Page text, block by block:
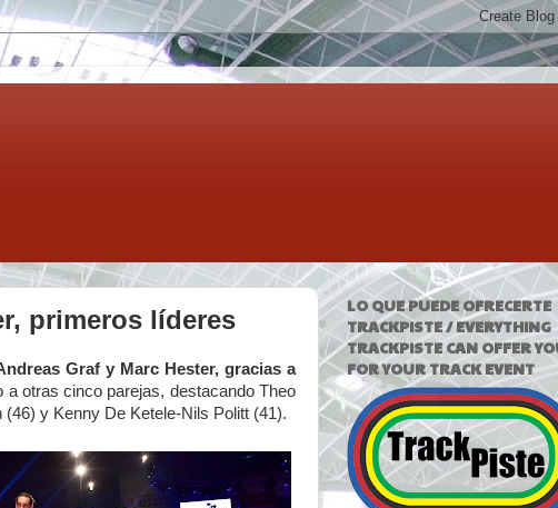
primeros líderes
Graf y Marc Hester, gracias a
otras cinco parejas, destacando Theo
y Kenny De Ketele-Nils Politt (41).
LO QUE PUEDE OFRECERTE
TRACKPISTE / EVERYTHING
TRACKPISTE CAN OFFER
FOR YOUR TRACK EVENT